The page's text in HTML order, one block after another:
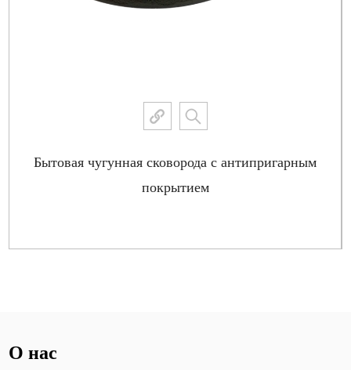
Бытовая чугунная сковорода с антипригарным
покрытием
О нас